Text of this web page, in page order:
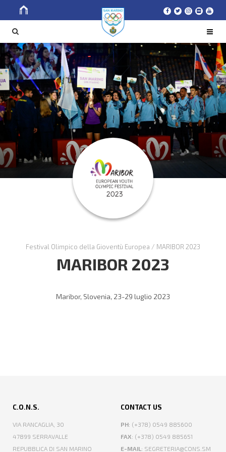
Festival Olimpico della Gioventù Europea / MARIBOR 2023
MARIBOR 2023
Maribor, Slovenia, 23-29 luglio 2023
C.O.N.S.
VIA RANCAGLIA, 30
47899 SERRAVALLE
REPUBBLICA DI SAN MARINO
CONTACT US
PH: (+378) 0549 885600
FAX: (+378) 0549 885651
E-MAIL : SEGRETERIA@CONS.SM